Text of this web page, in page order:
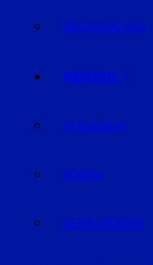
DEUTSCHLAND
REGION
STRAUBING
BOGEN
GEISELHÖRING